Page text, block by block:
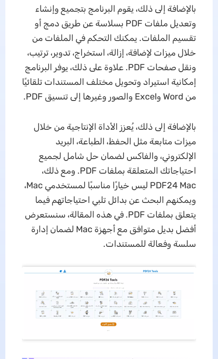
بالإضافة إلى ذلك، يقوم البرنامج بتجميع وإنشاء
وتعديل ملفات PDF بسلاسة عن طريق دمج أو
تقسيم الملفات. يمكنك التحكم في الملفات من
خلال ميزات لإضافة، إزالة، استخراج، تدوير، ترتيب،
ونقل صفحات PDF. علاوة على ذلك، يوفر البرنامج
إمكانية استيراد وتحويل مختلف المستندات تلقائيًا
من Word وExcel والصور وغيرها إلى تنسيق PDF.
بالإضافة إلى ذلك، يُعزز الأداة الإنتاجية من خلال
ميزات متابعة مثل الحفظ، الطباعة، البريد
الإلكتروني، والفاكس لضمان حل شامل لجميع
احتياجاتك المتعلقة بملفات PDF. ومع ذلك،
PDF24 Mac ليس خيارًا مناسبًا لمستخدمي Mac،
ويمكنهم البحث عن بدائل تلبي احتياجاتهم فيما
يتعلق بملفات PDF. في هذه المقالة، سنستعرض
أفضل بديل متوافق مع أجهزة Mac لضمان إدارة
سلسة وفعالة للمستندات.